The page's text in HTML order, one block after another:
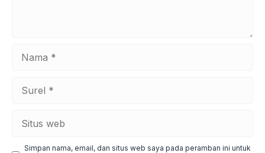
web
Simpan nama, email, dan situs web saya pada peramban ini untuk